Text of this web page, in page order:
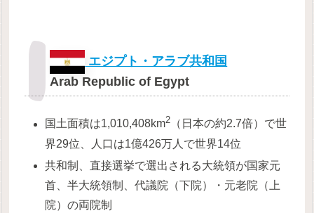
エジプト・アラブ共和国
Arab Republic of Egypt
国土面積は1,010,408km2 （日本の約2.7倍）で世
界29位、人口は1億426万人で世界14位
共和制、直接選挙で選出される大統領が国家元
首、半大統領制、代議院（下院）・元老院（上
院）の両院制